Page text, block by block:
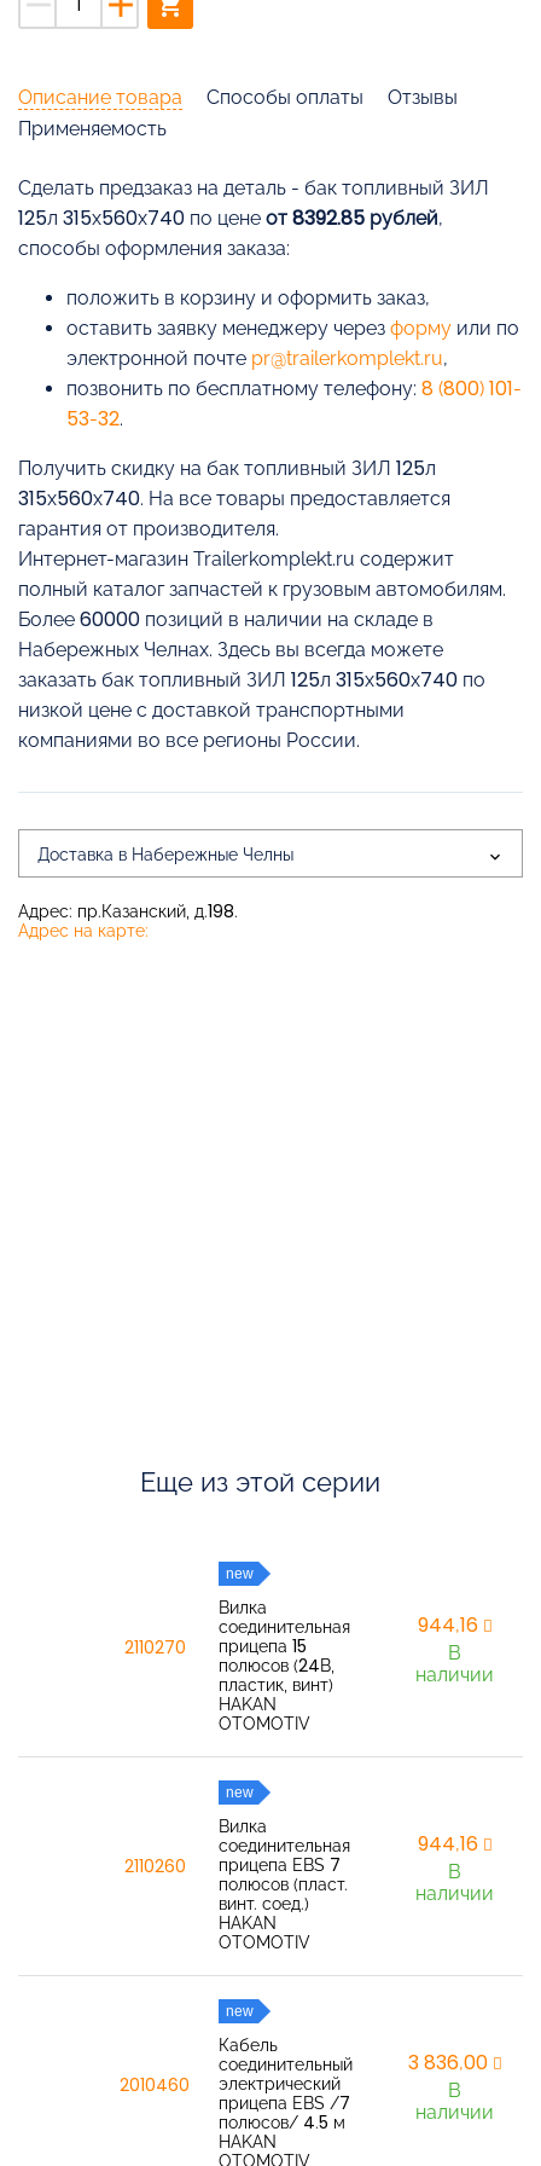
Описание товара Способы оплаты
Отзывы
Применяемость
Cделать предзаказ на деталь - бак топливный ЗИЛ
125л 315х560х740 по цене от 8392.85 рублей,
способы оформления заказа:
положить в корзину и оформить заказ,
оставить заявку менеджеру через форму или по
электронной почте pr@trailerkomplekt.ru,
позвонить по бесплатному телефону: 8 (800) 101-
53-32.
Получить скидку на бак топливный ЗИЛ 125л
315х560х740. На все товары предоставляется
гарантия от производителя.
Интернет-магазин Trailerkomplekt.ru содержит
полный каталог запчастей к грузовым автомобилям.
Более 60000 позиций в наличии на складе в
Набережных Челнах. Здесь вы всегда можете
заказать бак топливный ЗИЛ 125л 315х560х740 по
низкой цене с доставкой транспортными
компаниями во все регионы России.
Доставка в Набережные Челны
Адрес: пр.Казанский, д.198.
Адрес на карте:
Еще из этой серии
2110270
new
Вилка
соединительная
прицепа 15
полюсов (24В,
пластик, винт)
HAKAN
OTOMOTIV
944,16
В
наличии
2110260
new
Вилка
соединительная
прицепа EBS 7
полюсов (пласт.
винт. соед.)
HAKAN
OTOMOTIV
944,16
В
наличии
2010460
new
Кабель
соединительный
электрический
прицепа EBS /7
полюсов/ 4.5 м
HAKAN
OTOMOTIV
3 836,00
В
наличии